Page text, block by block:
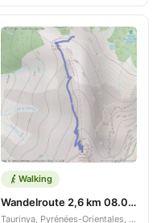
Walking
Wandelroute 2,6 km 08.06.26
Taurinya, Pyrénées-Orientales, Occitanie, FR